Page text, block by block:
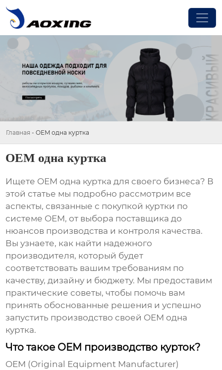
Главная - OEM одна куртка
OEM одна куртка
Ищете OEM одна куртка для своего бизнеса? В
этой статье мы подробно рассмотрим все
аспекты, связанные с покупкой куртки по
системе OEM, от выбора поставщика до
нюансов производства и контроля качества.
Вы узнаете, как найти надежного
производителя, который будет
соответствовать вашим требованиям по
качеству, дизайну и бюджету. Мы предоставим
практические советы, чтобы помочь вам
принять обоснованные решения и успешно
запустить производство своей OEM одна
куртка.
Что такое OEM производство курток?
OEM (Original Equipment Manufacturer)